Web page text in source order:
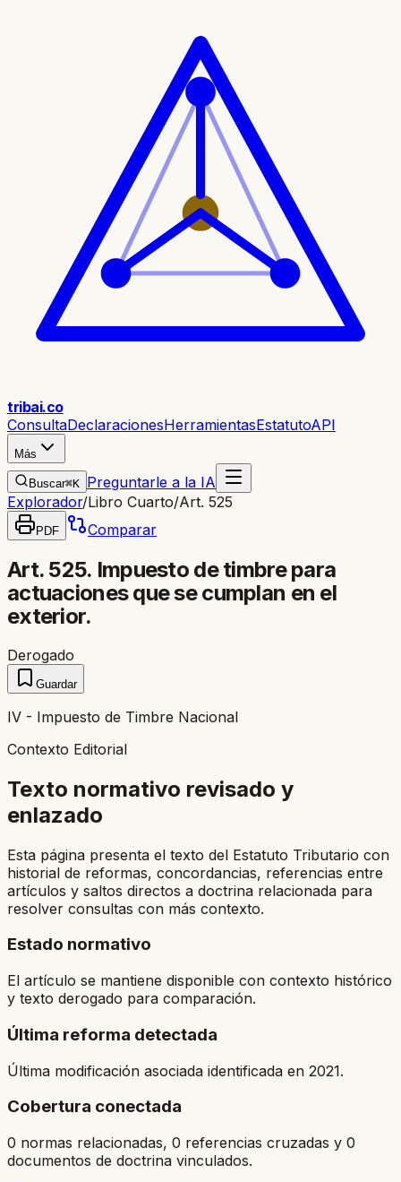
tribai.co
ConsultaDeclaracionesHerramientasEstatutoAPI
Más
Buscar⌘K Preguntarle a la IA
Explorador/Libro Cuarto/Art. 525
PDF Comparar
Art. 525. Impuesto de timbre para
actuaciones que se cumplan en el
exterior.
Derogado
Guardar
IV - Impuesto de Timbre Nacional
Contexto Editorial
Texto normativo revisado y
enlazado
Esta página presenta el texto del Estatuto Tributario con
historial de reformas, concordancias, referencias entre
artículos y saltos directos a doctrina relacionada para
resolver consultas con más contexto.
Estado normativo
El artículo se mantiene disponible con contexto histórico
y texto derogado para comparación.
Última reforma detectada
Última modificación asociada identificada en 2021.
Cobertura conectada
0 normas relacionadas, 0 referencias cruzadas y 0
documentos de doctrina vinculados.